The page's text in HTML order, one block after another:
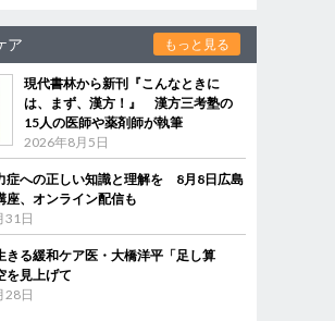
ア もっと見る
現代書林から新刊『こんなときに
は、まず、漢方！』 漢方三考塾の
15人の医師や薬剤師が執筆
2026年8月5日
症への正しい知識と理解を 8月8日広島
座、オンライン配信も
31日
きる緩和ケア医・大橋洋平「足し算
を見上げて
28日